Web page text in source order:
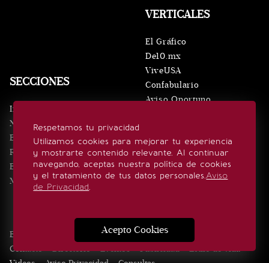
Respetamos tu privacidad
Utilizamos cookies para mejorar tu experiencia
y mostrarte contenido relevante. Al continuar
navegando, aceptas nuestra política de cookies
y el tratamiento de tus datos personales.Aviso
de Privacidad.
Acepto Cookies
SECCIONES
Inicio
Noticias
Eventos
Realeza
Estilo de vida
Minuto x Minuto
VERTICALES
El Gráfico
De10.mx
ViveUSA
Confabulario
Aviso Oportuno
SÍGUENOS
Edición Impresa Noticias Quiénes somos
Contacto
Directorio Eventos Publicidad
Estilo de vida